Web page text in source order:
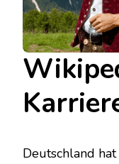
Deutschland